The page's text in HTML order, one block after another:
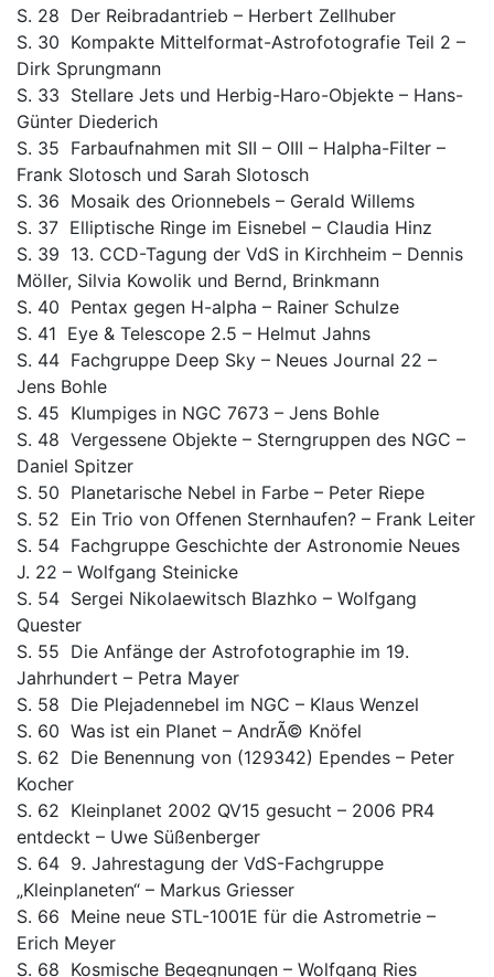
S. 28 Der Reibradantrieb – Herbert Zellhuber
S. 30 Kompakte Mittelformat-Astrofotografie Teil 2 –
Dirk Sprungmann
S. 33 Stellare Jets und Herbig-Haro-Objekte – Hans-
Günter Diederich
S. 35 Farbaufnahmen mit SII – OIII – Halpha-Filter –
Frank Slotosch und Sarah Slotosch
S. 36 Mosaik des Orionnebels – Gerald Willems
S. 37 Elliptische Ringe im Eisnebel – Claudia Hinz
S. 39 13. CCD-Tagung der VdS in Kirchheim – Dennis
Möller, Silvia Kowolik und Bernd, Brinkmann
S. 40 Pentax gegen H-alpha – Rainer Schulze
S. 41 Eye & Telescope 2.5 – Helmut Jahns
S. 44 Fachgruppe Deep Sky – Neues Journal 22 –
Jens Bohle
S. 45 Klumpiges in NGC 7673 – Jens Bohle
S. 48 Vergessene Objekte – Sterngruppen des NGC –
Daniel Spitzer
S. 50 Planetarische Nebel in Farbe – Peter Riepe
S. 52 Ein Trio von Offenen Sternhaufen? – Frank Leiter
S. 54 Fachgruppe Geschichte der Astronomie Neues
J. 22 – Wolfgang Steinicke
S. 54 Sergei Nikolaewitsch Blazhko – Wolfgang
Quester
S. 55 Die Anfänge der Astrofotographie im 19.
Jahrhundert – Petra Mayer
S. 58 Die Plejadennebel im NGC – Klaus Wenzel
S. 60 Was ist ein Planet – AndrÃ© Knöfel
S. 62 Die Benennung von (129342) Ependes – Peter
Kocher
S. 62 Kleinplanet 2002 QV15 gesucht – 2006 PR4
entdeckt – Uwe Süßenberger
S. 64 9. Jahrestagung der VdS-Fachgruppe
„Kleinplaneten“ – Markus Griesser
S. 66 Meine neue STL-1001E für die Astrometrie –
Erich Meyer
S. 68 Kosmische Begegnungen – Wolfgang Ries